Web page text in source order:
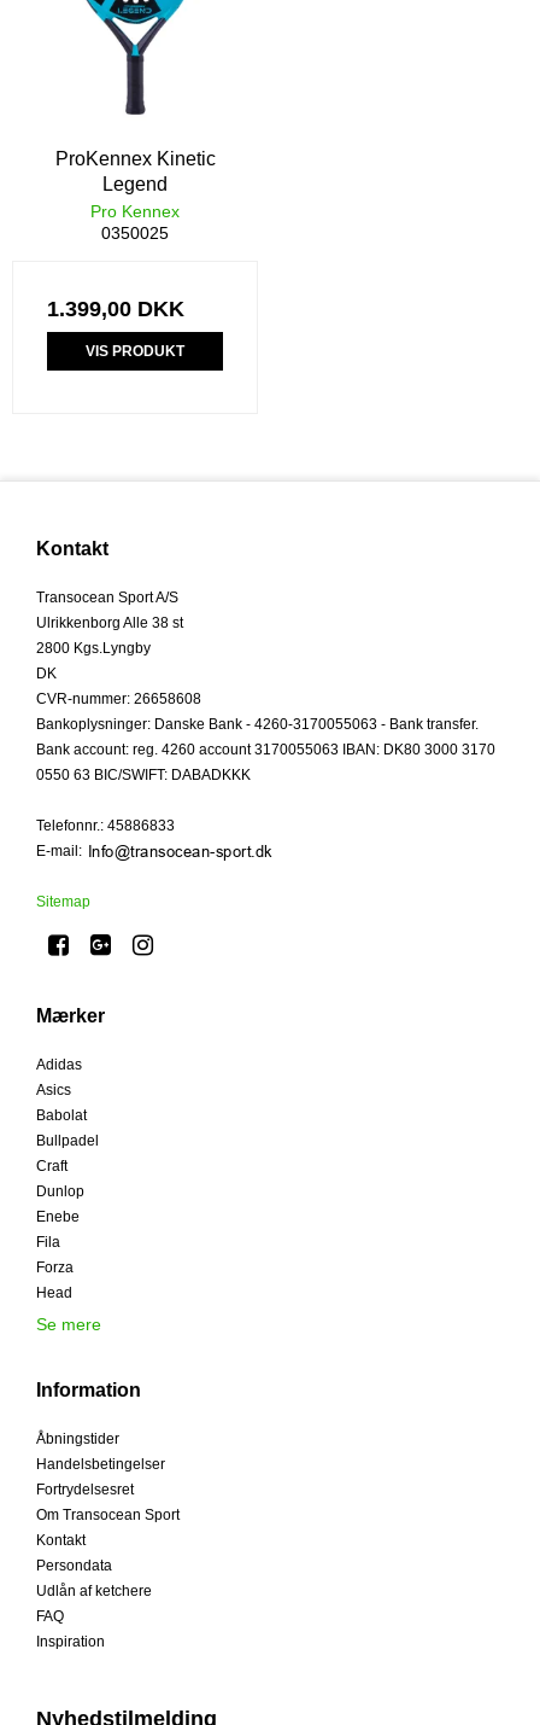
ProKennex Kinetic
Legend
Pro Kennex
0350025
1.399,00 DKK
VIS PRODUKT
Kontakt
Transocean Sport A/S
Ulrikkenborg Alle 38 st
2800 Kgs.Lyngby
DK
CVR-nummer: 26658608
Bankoplysninger: Danske Bank - 4260-3170055063 - Bank transfer.
Bank account: reg. 4260 account 3170055063 IBAN: DK80 3000 3170
0550 63 BIC/SWIFT: DABADKKK
Telefonnr.: 45886833
E-mail :
Sitemap
Mærker
Adidas
Asics
Babolat
Bullpadel
Craft
Dunlop
Enebe
Fila
Forza
Head
Se mere
Information
Åbningstider
Handelsbetingelser
Fortrydelsesret
Om Transocean Sport
Kontakt
Persondata
Udlån af ketchere
FAQ
Inspiration
Nyhedstilmelding